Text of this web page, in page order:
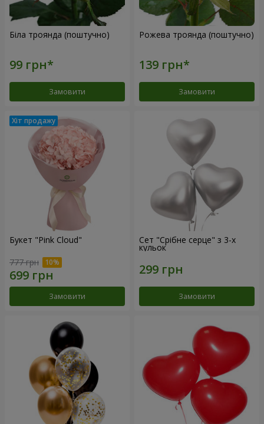
Біла троянда (поштучно)
Замовити
Рожева троянда (поштучно)
Замовити
Букет "Pink Cloud"
777 грн
Замовити
Сет "Срібне серце" з 3-х
кульок
Замовити